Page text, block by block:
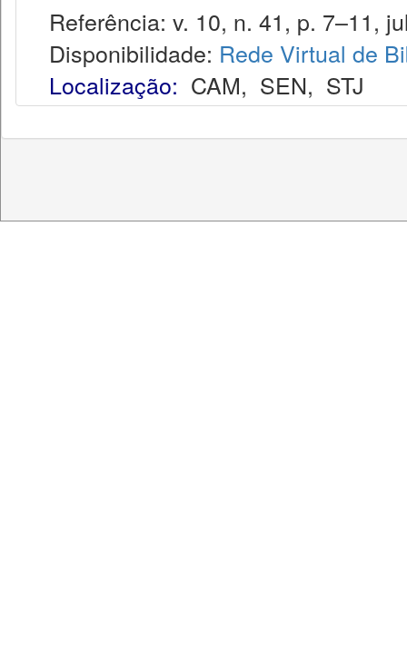
Referência: v. 10, n. 41, p. 7–11,
Disponibilidade: Rede Virtual de
Localização: CAM, SEN, STJ